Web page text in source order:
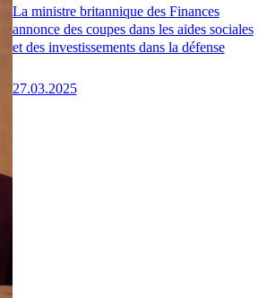
La ministre britannique des Finances
annonce des coupes dans les aides sociales
et des investissements dans la défense
27.03.2025